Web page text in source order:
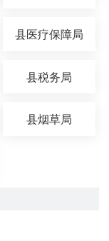
县医疗保障局
县税务局
县烟草局